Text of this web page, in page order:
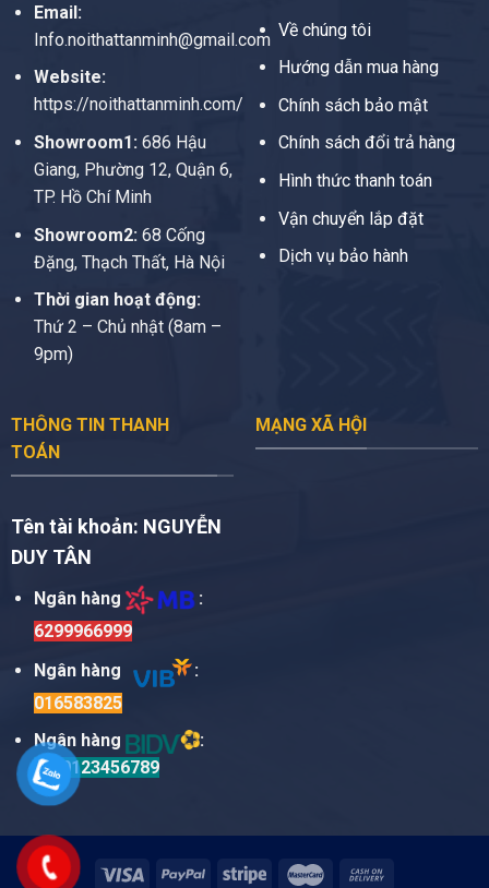
Email:
Info.noithattanminh@gmail.com
Website:
https://noithattanminh.com/
Showroom1: 686 Hậu
Giang, Phường 12, Quận 6,
TP. Hồ Chí Minh
Showroom2: 68 Cống
Đặng, Thạch Thất, Hà Nội
Thời gian hoạt động:
Thứ 2 – Chủ nhật (8am –
9pm)
Về chúng tôi
Hướng dẫn mua hàng
Chính sách bảo mật
Chính sách đổi trả hàng
Hình thức thanh toán
Vận chuyển lắp đặt
Dịch vụ bảo hành
THÔNG TIN THANH
TOÁN
Tên tài khoản: NGUYỄN
DUY TÂN
Ngân hàng
:
6299966999
Ngân hàng
:
016583825
Ngân hàng
:
TM0123456789
MẠNG XÃ HỘI